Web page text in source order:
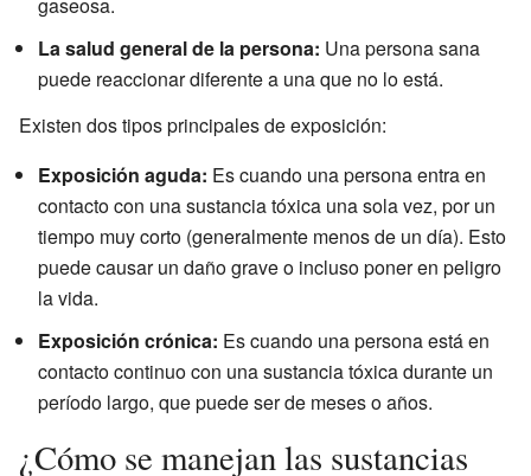
La salud general de la persona: Una persona sana
puede reaccionar diferente a una que no lo está.
Existen dos tipos principales de exposición:
Exposición aguda: Es cuando una persona entra en
contacto con una sustancia tóxica una sola vez, por un
tiempo muy corto (generalmente menos de un día). Esto
puede causar un daño grave o incluso poner en peligro
la vida.
Exposición crónica: Es cuando una persona está en
contacto continuo con una sustancia tóxica durante un
período largo, que puede ser de meses o años.
¿Cómo se manejan las sustancias